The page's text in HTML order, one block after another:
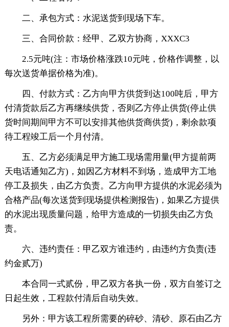
二、承包方式：水泥送货到现场下车。
三、合同价款：经甲、乙双方协商，XXXC3
2.5元吨(注：市场价格涨跌10元吨，价格作调整，以
每次送货单据价格为准)。
四、付款方式：乙方向甲方供货到达100吨后，甲方
付清货款后乙方再继续供货，否则乙方停止供货(停止供
货时间期间甲方不可以安排其他供货商供货)，剩余款项
待工程竣工后一个月付清。
五、乙方必须满足甲方施工现场需用量(甲方提前两
天电话通知乙方)，如因乙方材料不到场，造成甲方工地
停工及损失，由乙方负责。乙方向甲方提供的水泥必须为
合格产品(每次送货到现场提供检测报告)，如果乙方提供
的水泥出现质量问题，给甲方造成的一切损失由乙方负
责。
六、违约责任：甲乙双方谁违约，由违约方负责(违
约金贰万)
本合同一式贰份，甲乙双方各执一份，双方自签订之
日起生效，工程款付清后自动失效。
另外：甲方该工程所需要的碎砂、清砂、原石由乙方